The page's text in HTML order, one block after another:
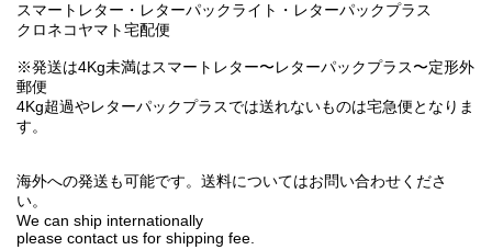
スマートレター・レターパックライト・レターパックプラス
クロネコヤマト宅配便
※発送は4Kg未満はスマートレター〜レターパックプラス〜定形外
郵便
4Kg超過やレターパックプラスでは送れないものは宅急便となりま
す。
海外への発送も可能です。送料についてはお問い合わせくださ
い。
We can ship internationally
please contact us for shipping fee.